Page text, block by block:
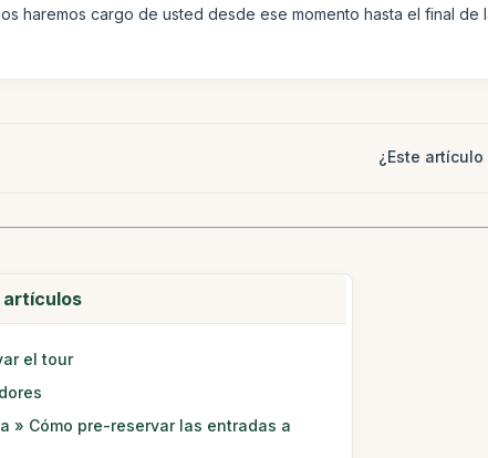
haremos cargo de usted desde ese momento hasta el final de
¿Este
artículos
el tour
» Cómo pre-reservar las entradas a